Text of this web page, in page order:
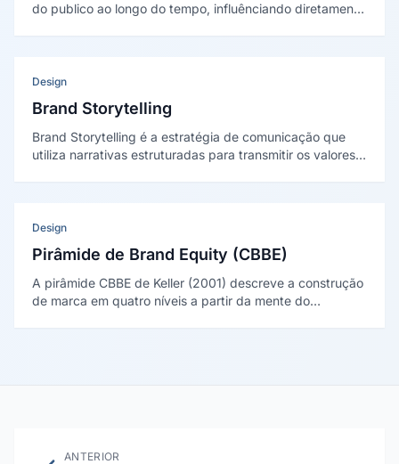
do publico ao longo do tempo, influênciando diretamente
Design
Brand Storytelling
Brand Storytelling é a estratégia de comunicação que
utiliza narrativas estruturadas para transmitir os valores,
Design
Pirâmide de Brand Equity (CBBE)
A pirâmide CBBE de Keller (2001) descreve a construção
de marca em quatro níveis a partir da mente do
ANTERIOR